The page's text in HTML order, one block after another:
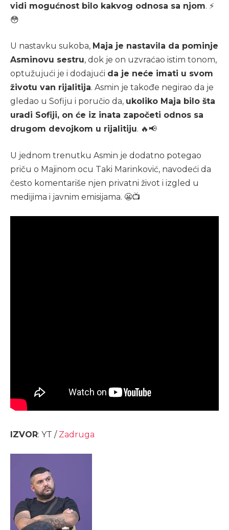
vidi mogućnost bilo kakvog odnosa sa njom. ⚡
😳
U nastavku sukoba, Maja je nastavila da pominje
Asminovu sestru, dok je on uzvraćao istim tonom,
optužujući je i dodajući da je neće imati u svom
životu van rijalitija. Asmin je takođe negirao da je
gledao u Sofiju i poručio da, ukoliko Maja bilo šta
uradi Sofiji, on će iz inata započeti odnos sa
drugom devojkom u rijalitiju. 🔥📢
U jednom trenutku Asmin je dodatno potegao
priču o Majinom ocu Taki Marinković, navodeći da
često komentariše njen privatni život i izgled u
medijima i javnim emisijama. 😬📺
IZVOR: YT / Zadruga